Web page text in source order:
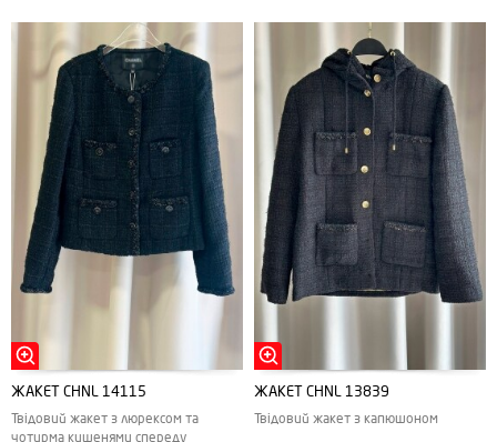
ЖАКЕТ CHNL 14115
Твідовий жакет з люрексом та
чотирма кишенями спереду
ЖАКЕТ CHNL 13839
Твідовий жакет з капюшоном